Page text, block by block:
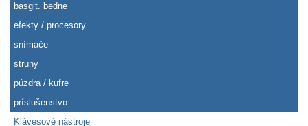
basgit. bedne
efekty / procesory
snímače
struny
púzdra / kufre
príslušenstvo
Klávesové nástroje